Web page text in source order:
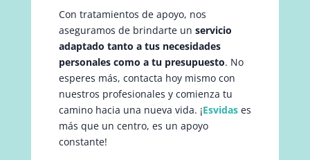
Con tratamientos de apoyo, nos
aseguramos de brindarte un servicio
adaptado tanto a tus necesidades
personales como a tu presupuesto. No
esperes más, contacta hoy mismo con
nuestros profesionales y comienza tu
camino hacia una nueva vida. ¡Esvidas es
más que un centro, es un apoyo
constante!